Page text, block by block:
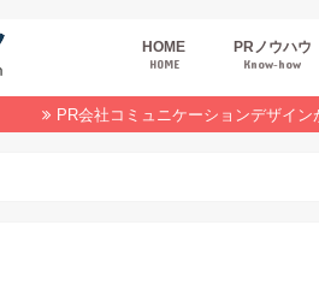
HOME
HOME
PRノウハウ
Know‐how
広報スキルUP
商品・サービ
デジタルPR
PRトレンド
イベントPR
業界コラム
オンラインセ
PR会社コミュニケーションデザイ